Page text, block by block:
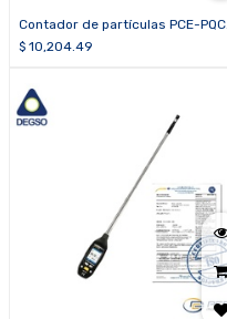
Contador de partículas PCE-PQC
13EU incluye certificado de
$ 10,204.49